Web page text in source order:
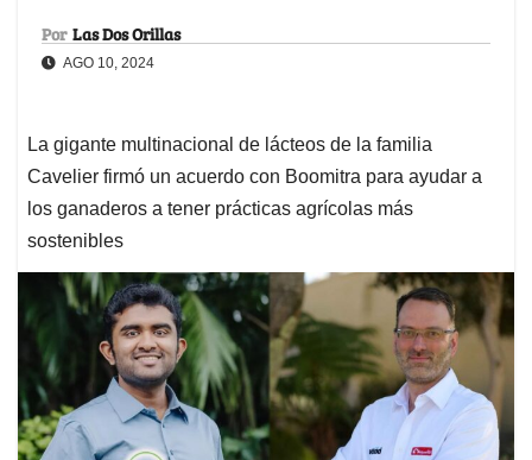
Por Las Dos Orillas
AGO 10, 2024
La gigante multinacional de lácteos de la familia
Cavelier firmó un acuerdo con Boomitra para ayudar a
los ganaderos a tener prácticas agrícolas más
sostenibles